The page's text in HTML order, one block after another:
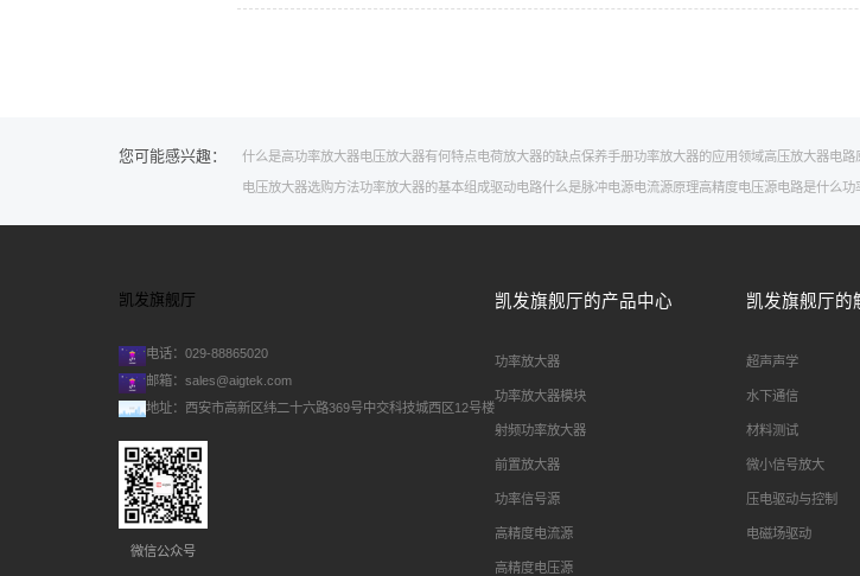
您可能感兴趣： 什么是高功率放大器电压放大器有何特点电荷放大器的缺点保养手册功率放大器的应用领域高压放大器电路
电压放大器选购方法功率放大器的基本组成驱动电路什么是脉冲电源电流源原理高精度电压源电路是什么功
凯发旗舰厅
电话：029-88865020
邮箱： sales@aigtek.com
地址：西安市高新区纬二十六路369号中交科技城西区12号楼
微信公众号
凯发旗舰厅的产品中心
功率放大器
功率放大器模块
射频功率放大器
前置放大器
功率信号源
高精度电流源
高精度电压源
凯发旗舰厅的
超声声学
水下通信
材料测试
微小信号放大
压电驱动与控制
电磁场驱动